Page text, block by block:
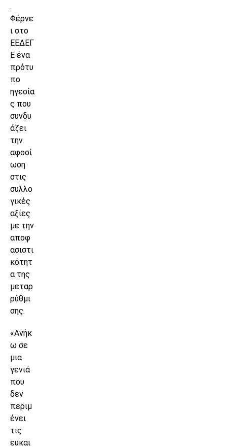
.
Φέρνε
ι στο
ΕΕΔΕΓ
Ε ένα
πρότυ
πο
ηγεσία
ς που
συνδυ
άζει
την
αφοσί
ωση
στις
συλλο
γικές
αξίες
με την
αποφ
ασιστι
κότητ
α της
μεταρ
ρύθμι
σης.
«Ανήκ
ω σε
μια
γενιά
που
δεν
περιμ
ένει
τις
ευκαι